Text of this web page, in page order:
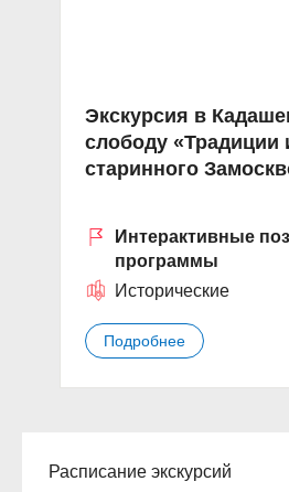
Экскурсия в
слободу «Традиции
старинного
Интерактивные
программы
Исторические
Подробнее
Расписание экскурсий